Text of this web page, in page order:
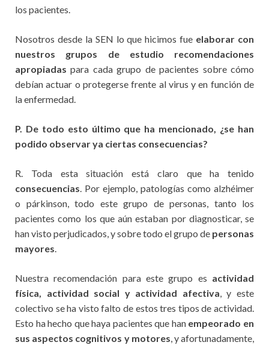
los pacientes.
Nosotros desde la SEN lo que hicimos fue elaborar con
nuestros grupos de estudio recomendaciones
apropiadas para cada grupo de pacientes sobre cómo
debían actuar o protegerse frente al virus y en función de
la enfermedad.
P. De todo esto último que ha mencionado, ¿se han
podido observar ya ciertas consecuencias?
R. Toda esta situación está claro que ha tenido
consecuencias . Por ejemplo, patologías como alzhéimer
o párkinson, todo este grupo de personas, tanto los
pacientes como los que aún estaban por diagnosticar, se
han visto perjudicados, y sobre todo el grupo de personas
mayores
Nuestra recomendación para este grupo es actividad
física, actividad social y actividad afectiva , y este
colectivo se ha visto falto de estos tres tipos de actividad.
Esto ha hecho que haya pacientes que han empeorado en
sus aspectos cognitivos y motores , y afortunadamente,